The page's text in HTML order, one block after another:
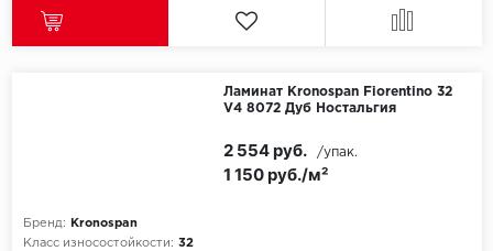
Ламинат Kronospan Fiorentino 32
V4 8072 Дуб Ностальгия
Бренд:
Kronospan
Класс износостойкости: 32
1 150 руб./м²
2 554 руб. /упак.